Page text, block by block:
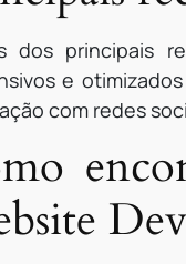
dos principais
e
com redes